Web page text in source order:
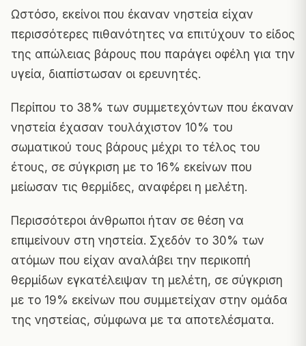
Ωστόσο, εκείνοι που έκαναν νηστεία είχαν
περισσότερες πιθανότητες να επιτύχουν το είδος
της απώλειας βάρους που παράγει οφέλη για την
υγεία, διαπίστωσαν οι ερευνητές.
Περίπου το 38% των συμμετεχόντων που έκαναν
νηστεία έχασαν τουλάχιστον 10% του
σωματικού τους βάρους μέχρι το τέλος του
έτους, σε σύγκριση με το 16% εκείνων που
μείωσαν τις θερμίδες, αναφέρει η μελέτη.
Περισσότεροι άνθρωποι ήταν σε θέση να
επιμείνουν στη νηστεία. Σχεδόν το 30% των
ατόμων που είχαν αναλάβει την περικοπή
θερμίδων εγκατέλειψαν τη μελέτη, σε σύγκριση
με το 19% εκείνων που συμμετείχαν στην ομάδα
της νηστείας, σύμφωνα με τα αποτελέσματα.